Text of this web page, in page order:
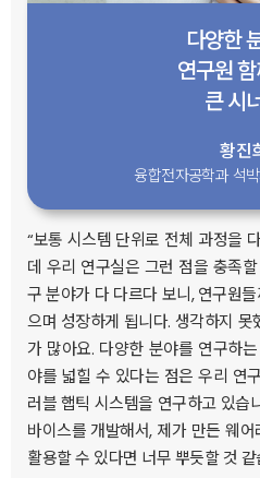
다양한
연구원
큰 시
황진
융합전자공학과 석
“보통 시스템 단위로 전체 과정을
데 우리 연구실은 그런 점을 충족
구 분야가 다 다르다 보니, 연구원
으며 성장하게 됩니다. 생각하지
가 많아요. 다양한 분야를 연구하
야를 넓힐 수 있다는 점은 우리 연
러블 햅틱 시스템을 연구하고 있습
바이스를 개발해서, 제가 만든 웨
활용할 수 있다면 너무 뿌듯할 것 같